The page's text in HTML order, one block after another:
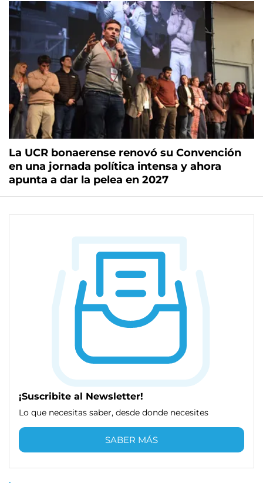
La UCR bonaerense renovó su Convención
en una jornada política intensa y ahora
apunta a dar la pelea en 2027
¡Suscribite al Newsletter!
Lo que necesitas saber, desde donde necesites
SABER MÁS